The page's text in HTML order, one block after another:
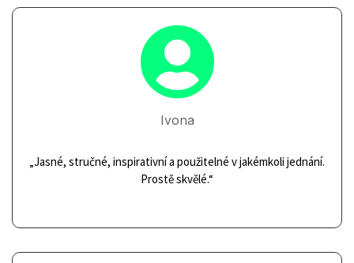

Ivona
„Jasné, stručné, inspirativní a použitelné v jakémkoli jednání.
Prostě skvělé.“